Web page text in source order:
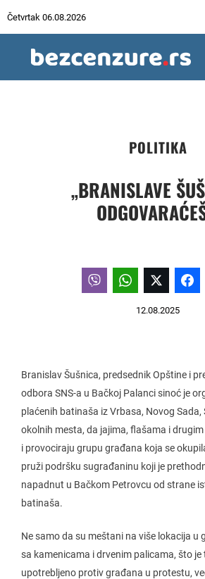
Četvrtak 06.08.2026
POLITIKA
„BRANISLAVE
12.08.2025
Branislav Šušnica, predsednik Opštine i
odbora SNS-a u Bačkoj Palanci sinoć je
plaćenih batinaša iz Vrbasa, Novog Sada,
okolnih mesta, da jajima, flašama i
i provociraju grupu građana koja se
pruži podršku sugrađaninu koji je
napadnut u Bačkom Petrovcu od strane
batinaša.
Ne samo da su meštani na više lokacija u
sa kamenicama i drvenim palicama, što je
upotrebljeno protiv građana u protestu,